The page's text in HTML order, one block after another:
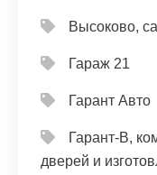
Высоково,
Гараж 21
Гарант Авто
Гарант-В,
дверей и